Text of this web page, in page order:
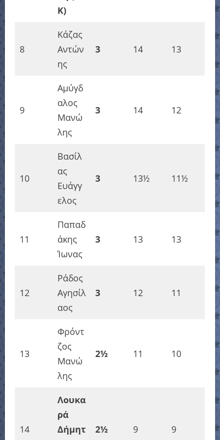
K)
8
Κάζας
Αντών
ης
3 14 13
9
Αμύγδ
αλος
Μανώ
λης
3 14 12
10
Βασίλ
ας
Ευάγγ
ελος
3 13½ 11½
11
Παπαδ
άκης
Ίωνας
3 13 13
12
Ράδος
Αγησίλ
αος
3 12 11
13
Φρόντ
ζος
Μανώ
λης
2½ 11 10
14
Λουκα
ρά
Δήμητ
2½ 9 9